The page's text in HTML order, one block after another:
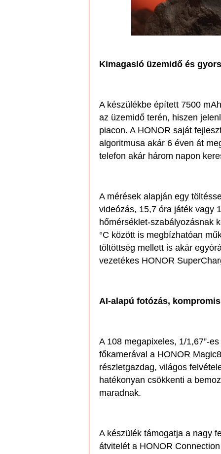
Kimagasló üzemidő és
A készülékbe épített 7500
az üzemidő terén, hiszen
piacon. A HONOR saját
algoritmusa akár 6 éven át
telefon akár három napon
A mérések alapján egy
videózás, 15,7 óra játék vagy
hőmérséklet-szabályozásnak
°C között is megbízhatóan
töltöttség mellett is akár
vezetékes HONOR
AI-alapú fotózás,
A 108 megapixeles, 1/1,67”-
főkamerával a HONOR
részletgazdag, világos
hatékonyan csökkenti a
maradnak.
A készülék támogatja a nagy
átvitelét a HONOR